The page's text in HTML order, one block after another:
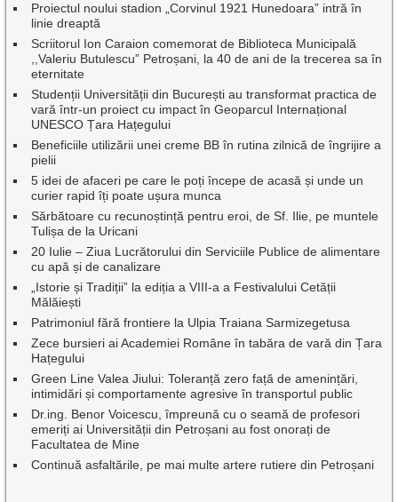
Proiectul noului stadion „Corvinul 1921 Hunedoara” intră în
linie dreaptă
Scriitorul Ion Caraion comemorat de Biblioteca Municipală
,,Valeriu Butulescu” Petroșani, la 40 de ani de la trecerea sa în
eternitate
Studenții Universității din București au transformat practica de
vară într-un proiect cu impact în Geoparcul Internațional
UNESCO Țara Hațegului
Beneficiile utilizării unei creme BB în rutina zilnică de îngrijire a
pielii
5 idei de afaceri pe care le poți începe de acasă și unde un
curier rapid îți poate ușura munca
Sărbătoare cu recunoștință pentru eroi, de Sf. Ilie, pe muntele
Tulișa de la Uricani
20 Iulie – Ziua Lucrătorului din Serviciile Publice de alimentare
cu apă și de canalizare
„Istorie și Tradiții” la ediția a VIII-a a Festivalului Cetății
Mălăiești
Patrimoniul fără frontiere la Ulpia Traiana Sarmizegetusa
Zece bursieri ai Academiei Române în tabăra de vară din Țara
Hațegului
Green Line Valea Jiului: Toleranță zero față de amenințări,
intimidări și comportamente agresive în transportul public
Dr.ing. Benor Voicescu, împreună cu o seamă de profesori
emeriți ai Universității din Petroșani au fost onorați de
Facultatea de Mine
Continuă asfaltările, pe mai multe artere rutiere din Petroșani